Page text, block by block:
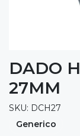
DADO
27MM
SKU: DCH27
Generico